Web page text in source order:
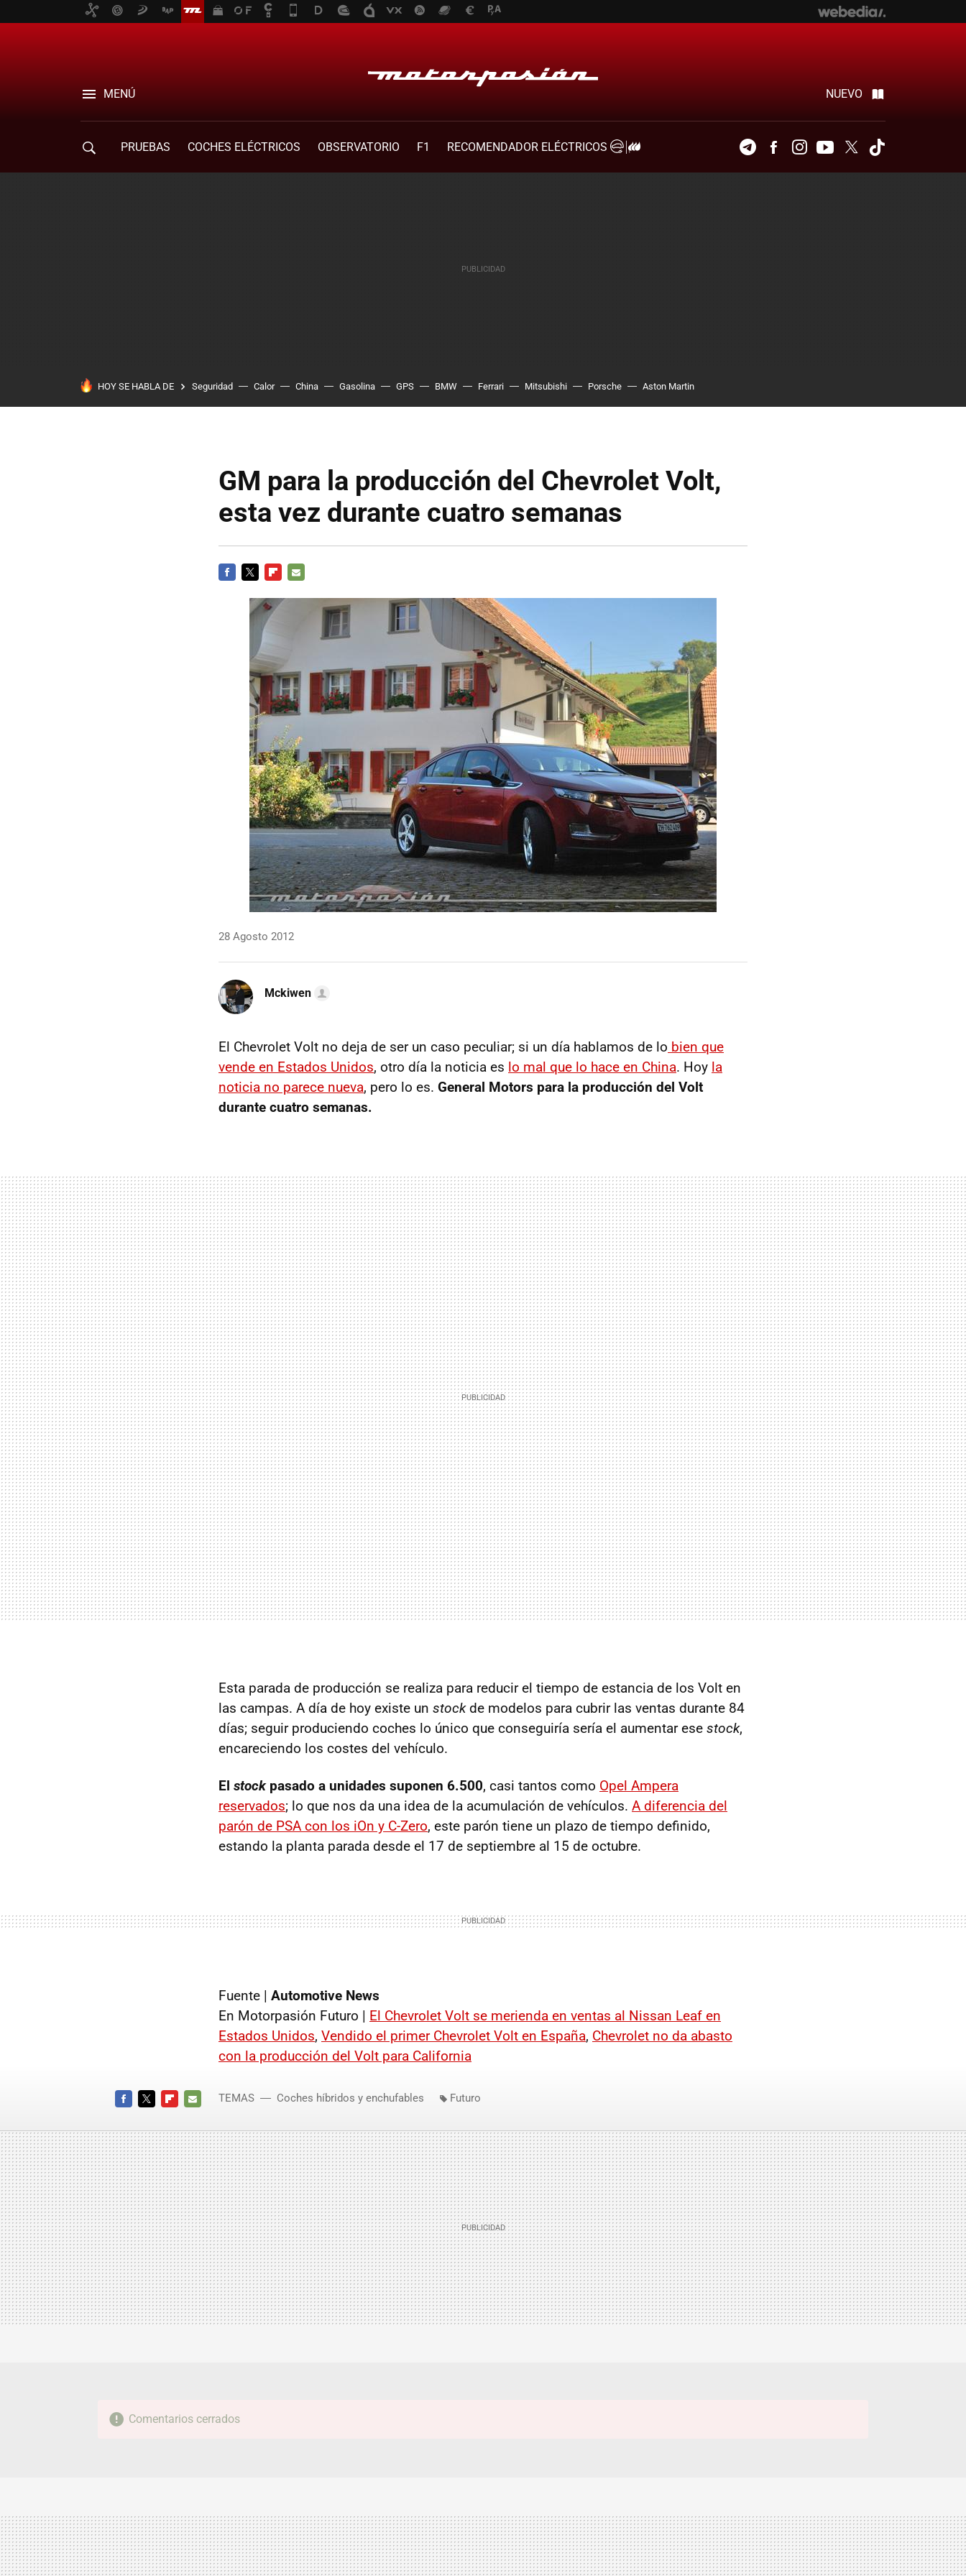
MENÚ NUEVO
PRUEBAS COCHES ELÉCTRICOS OBSERVATORIO F1
RECOMENDADOR ELÉCTRICOS
TelegramFacebookInstagramYoutubeTwitter
HOY SE HABLA DE Seguridad Calor China Gasolina GPS BMW Ferrari Mitsubishi Porsche Aston Martin
GM para la producción del Chevrolet Volt,
esta vez durante cuatro semanas
28 Agosto 2012
Mckiwen
El Chevrolet Volt no deja de ser un caso peculiar; si un día hablamos de lo bien que
vende en Estados Unidos, otro día la noticia es lo mal que lo hace en China. Hoy la
noticia no parece nueva, pero lo es. General Motors para la producción del Volt
durante cuatro semanas.
Esta parada de producción se realiza para reducir el tiempo de estancia de los Volt en
las campas. A día de hoy existe un stockde modelos para cubrir las ventas durante 84
días; seguir produciendo coches lo único que conseguiría sería el aumentar ese stock,
encareciendo los costes del vehículo.
El stockpasado a unidades suponen 6.500, casi tantos como Opel Ampera
reservados; lo que nos da una idea de la acumulación de vehículos. A diferencia del
parón de PSA con los iOn y C-Zero, este parón tiene un plazo de tiempo definido,
estando la planta parada desde el 17 de septiembre al 15 de octubre.
Fuente | Automotive News
En Motorpasión Futuro | El Chevrolet Volt se merienda en ventas al Nissan Leaf en
Estados Unidos, Vendido el primer Chevrolet Volt en España, Chevrolet no da abasto
con la producción del Volt para California
MAIL
TEMAS Coches híbridos y enchufables Futuro
Comentarios cerrados